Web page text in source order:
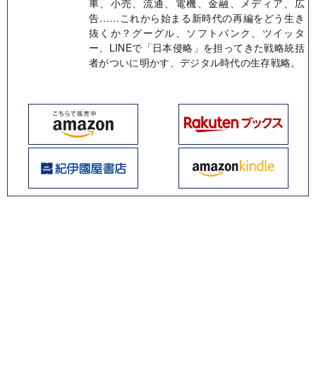
車、小売、流通、電機、金融、メディア、広
告……これから始まる新時代の再編をどう生き
抜くか？グーグル、ソフトバンク、ツイッタ
ー、LINEで「日本侵略」を担ってきた戦略統括
者がついに明かす、デジタル時代の生存戦略。